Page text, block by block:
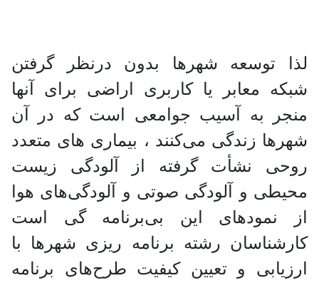
لذا توسعه شهرها بدون درنظر گرفتن
شبكه معابر یا كاربری اراضی برای آنها
منجر به آسیب جوامعی است كه در آن
شهرها زندگی می‌كنند ، بیماری ها‌ی متعدد
روحی نشأت گرفته از آلودگی زیست
محیطی و آلودگی صوتی و آلودگی‌های هوا
از نمودهای این بی‌برنامه‌ گی است
كارشناسان رشته برنامه‌ ریزی شهرها با
ارزیابی و تعیین كیفیت‌ طرح‌های برنامه